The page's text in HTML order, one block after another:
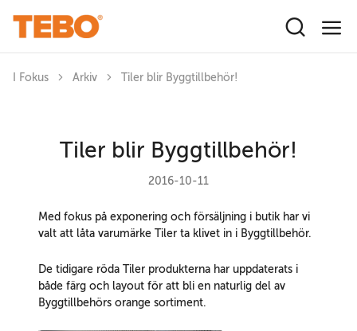
I Fokus Arkiv Tiler blir Byggtillbehör!
Tiler blir Byggtillbehör!
2016-10-11
Med fokus på exponering och försäljning i butik har vi
valt att låta varumärke Tiler ta klivet in i Byggtillbehör.
De tidigare röda Tiler produkterna har uppdaterats i
både färg och layout för att bli en naturlig del av
Byggtillbehörs orange sortiment.